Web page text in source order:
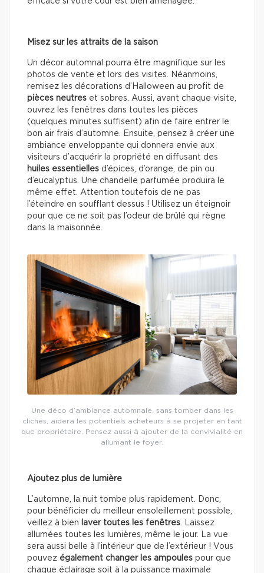
Misez sur les attraits de la saison
Un décor automnal pourra être magnifique sur les
photos de vente et lors des visites. Néanmoins,
remisez les décorations d’Halloween au profit de
pièces neutres et sobres. Aussi, avant chaque visite,
ouvrez les fenêtres dans toutes les pièces
(quelques minutes suffisent) afin de faire entrer le
bon air frais d’automne. Ensuite, pensez à créer une
ambiance enveloppante qui donnera envie aux
visiteurs d’acquérir la propriété en diffusant des
huiles essentielles d’épices, d’orange, de pin ou
d’eucalyptus. Une chandelle parfumée produira le
même effet. Attention toutefois de ne pas
l’éteindre en soufflant dessus ! Utilisez un éteignoir
pour que ce ne soit pas l’odeur de brûlé qui règne
dans la maisonnée.
Une déco d’ambiance automnale, sans tomber dans les
clichés, aidera les potentiels acheteurs à se projeter en tant
que propriétaire. Pensez aussi à ajouter de la convivialité en
allumant le foyer.
Ajoutez plus de lumière
L’automne, la nuit tombe plus rapidement. Donc,
pour bénéficier du meilleur ensoleillement possible,
veillez à bien
laver toutes les fenêtres. Laissez
allumées toutes les lumières, même le jour. La vue
sera aussi belle à l’intérieur que de l’extérieur ! Vous
pouvez également changer les ampoules pour que
chaque éclairage soit à la puissance maximale